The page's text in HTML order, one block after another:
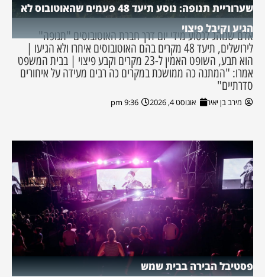
שערוריית תנופה: נוסע תיעד 48 פעמים שהאוטובוס לא
הגיע וקיבל פיצוי
אדם שנוהג לנסוע מידי יום דרך חברת האוטובוסים "תנופה"
לירושלים, תיעד 48 מקרים בהם האוטובוסים איחרו ולא הגיעו |
הוא תבע, השופט האמין ל-23 מקרים וקבע פיצוי | בבית המשפט
אמרו: "המתנה כה ממושכת במקרים כה רבים מעידה על איחורים
סדרתיים"
מירב בן יאיר אוגוסט 4, 2026 9:36 pm
פסטיבל הבירה בבית שמש